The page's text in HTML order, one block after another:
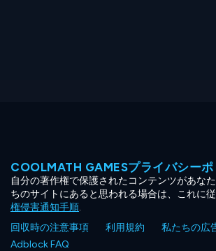
COOLMATH GAMESプライバシー
自分の著作権で保護されたコンテンツがあな
ちのサイトにあると思われる場合は、これに
権侵害通知手順.
回収時の注意事項
利用規約
私たちの広
Adblock FAQ